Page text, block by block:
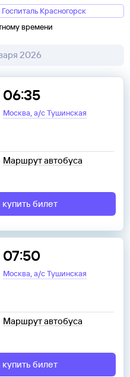
Красногорск
времени
2026
06:35
Москва,а/с Тушинская
Маршрут автобуса
билет
07:50
Москва,а/с Тушинская
Маршрут автобуса
билет